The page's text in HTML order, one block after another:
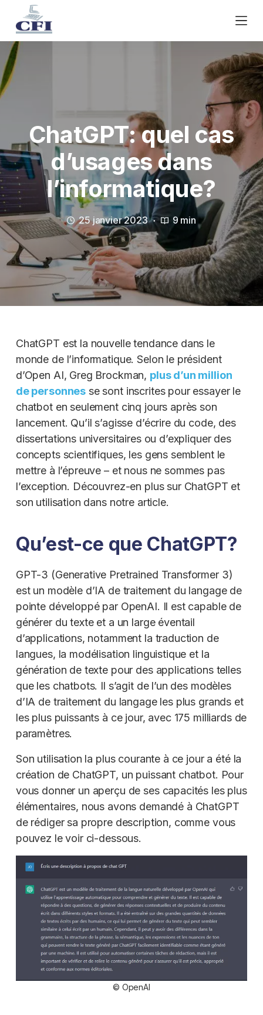
a
s
s
e
r
o
n
t
e
n
u
ChatGPT: quel cas
d’usages dans
l’informatique?
25 janvier 2023 9 min
ChatGPT est la nouvelle tendance dans le
monde de l’informatique. Selon le président
d’Open AI, Greg Brockman, plus d’un million
de personnes se sont inscrites pour essayer le
chatbot en seulement cinq jours après son
lancement. Qu’il s’agisse d’écrire du code, des
dissertations universitaires ou d’expliquer des
concepts scientifiques, les gens semblent le
mettre à l’épreuve – et nous ne sommes pas
l’exception. Découvrez-en plus sur ChatGPT et
son utilisation dans notre article.
Qu’est-ce que ChatGPT?
GPT-3 (Generative Pretrained Transformer 3)
est un modèle d’IA de traitement du langage de
pointe développé par OpenAI. Il est capable de
générer du texte et a un large éventail
d’applications, notamment la traduction de
langues, la modélisation linguistique et la
génération de texte pour des applications telles
que les chatbots. Il s’agit de l’un des modèles
d’IA de traitement du langage les plus grands et
les plus puissants à ce jour, avec 175 milliards de
paramètres.
Son utilisation la plus courante à ce jour a été la
création de ChatGPT, un puissant chatbot. Pour
vous donner un aperçu de ses capacités les plus
élémentaires, nous avons demandé à ChatGPT
de rédiger sa propre description, comme vous
pouvez le voir ci-dessous.
© OpenAI